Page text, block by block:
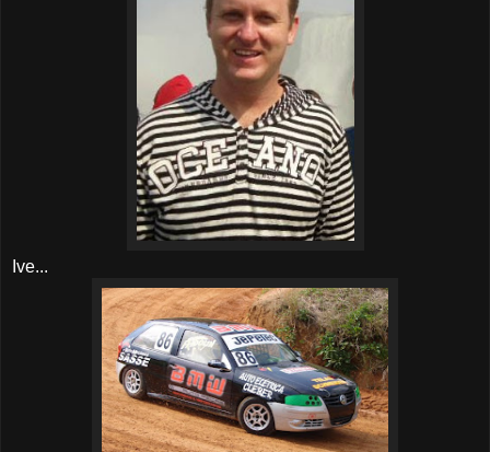
Ive...